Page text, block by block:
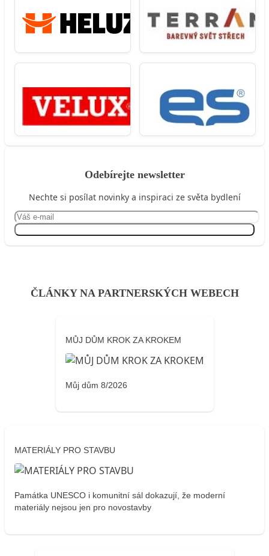
Odebírejte newsletter
Nechte si posílat novinky a inspiraci ze světa bydlení
ČLÁNKY NA PARTNERSKÝCH WEBECH
MŮJ DŮM KROK ZA KROKEM
Můj dům 8/2026
MATERIÁLY PRO STAVBU
Památka UNESCO i komunitní sál dokazují, že moderní
materiály nejsou jen pro novostavby